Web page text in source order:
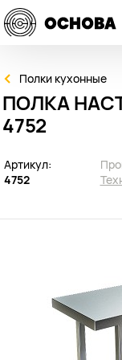
Полки кухонные
ПОЛКА
4752
Артикул:
4752